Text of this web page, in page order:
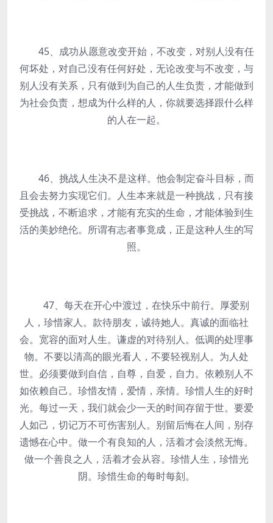
45、成功从愿意改变开始，不改变，对别人没有任
何坏处，对自己没有任何好处，无论改变与不改变，与
别人没有关系，只有做到为自己的人生负责，才能做到
为社会负责，想成为什么样的人，你就要选择跟什么样
的人在一起。
46、挑战人生决不是这样。他会制定奋斗目标，而
且会去努力实现它们。人生本来就是一种挑战，只有接
受挑战，不断追求，才能有充实的生命，才能体验到生
活的美妙绝伦。所谓有志者事竟成，正是这种人生的写
照。
47、每天在开心中渡过，在快乐中前行。厚爱别
人，珍惜家人。款待朋友，诚待她人。真诚的面临社
会。宽容的面对人生。谦虚的对待别人。低调的处理事
物。不要以清高的眼光看人，不要轻视别人。为人处
世。必须要做到自信，自尊，自爱，自力。依赖别人不
如依赖自己。珍惜友情，爱情，亲情。珍惜人生的好时
光。每过一天，我们就会少一天的时间存留于世。要爱
人如己，切记万不可伤害别人。别留后悔在人间，别存
遗憾在心中。做一个有良知的人，活着才会淡然无悔。
做一个善良之人，活着才会从容。珍惜人生，珍惜光
阴。珍惜生命的每时每刻。